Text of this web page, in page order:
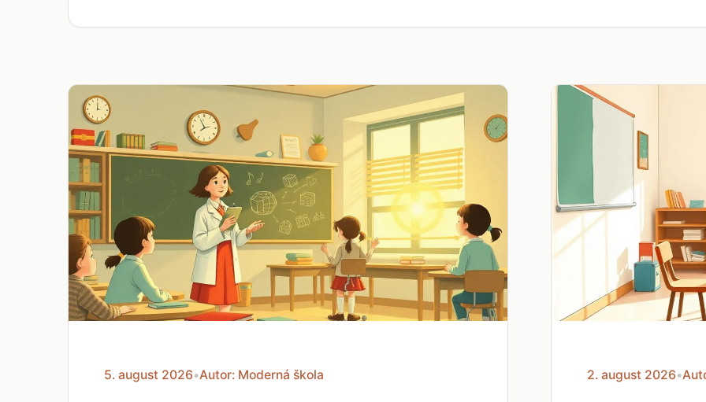
5. august 2026•Autor: Moderná škola 2. august 2026•